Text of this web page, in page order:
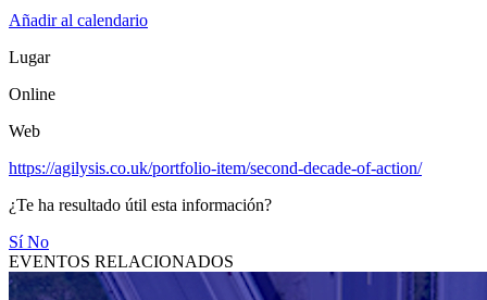
Añadir al calendario
Lugar
Online
Web
https://agilysis.co.uk/portfolio-item/second-decade-of-action/
¿Te ha resultado útil esta información?
SíNo
EVENTOS RELACIONADOS